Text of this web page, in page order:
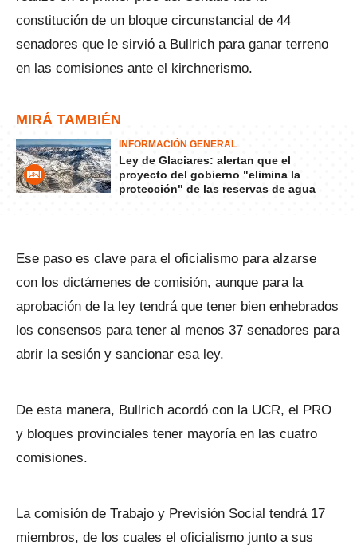
constitución de un bloque circunstancial de 44
senadores que le sirvió a Bullrich para ganar terreno
en las comisiones ante el kirchnerismo.
MIRÁ TAMBIÉN
INFORMACIÓN GENERAL
Ley de Glaciares: alertan que el
proyecto del gobierno "elimina la
protección" de las reservas de agua
Ese paso es clave para el oficialismo para alzarse
con los dictámenes de comisión, aunque para la
aprobación de la ley tendrá que tener bien enhebrados
los consensos para tener al menos 37 senadores para
abrir la sesión y sancionar esa ley.
De esta manera, Bullrich acordó con la UCR, el PRO
y bloques provinciales tener mayoría en las cuatro
comisiones.
La comisión de Trabajo y Previsión Social tendrá 17
miembros, de los cuales el oficialismo junto a sus